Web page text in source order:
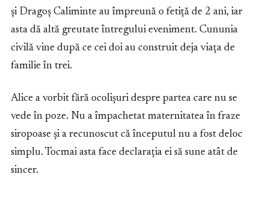
și Dragoș Caliminte au împreună o fetiță de 2 ani, iar
asta dă altă greutate întregului eveniment. Cununia
civilă vine după ce cei doi au construit deja viața de
familie în trei.
Alice a vorbit fără ocolișuri despre partea care nu se
vede în poze. Nu a împachetat maternitatea în fraze
siropoase și a recunoscut că începutul nu a fost deloc
simplu. Tocmai asta face declarația ei să sune atât de
sincer.